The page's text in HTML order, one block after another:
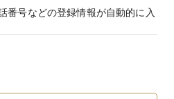
番号などの登録情報が自動的に入